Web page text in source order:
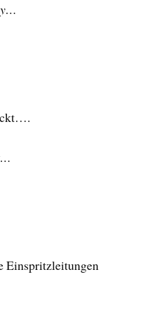
Einspritzleitungen